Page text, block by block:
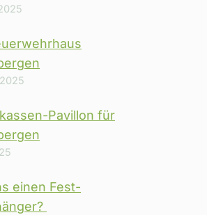
Pavillon für
einen Fest-